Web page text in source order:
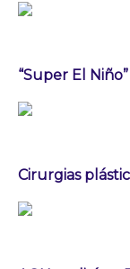
“Super El
Cirurgias